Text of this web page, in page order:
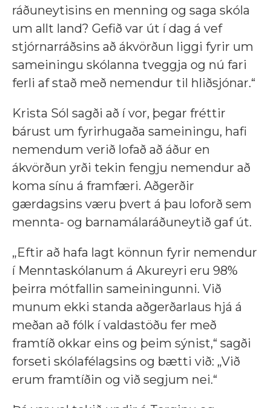
ráðuneytisins en menning og saga skóla
um allt land? Gefið var út í dag á vef
stjórnarráðsins að ákvörðun liggi fyrir um
sameiningu skólanna tveggja og nú fari
ferli af stað með nemendur til hliðsjónar.“
Krista Sól sagði að í vor, þegar fréttir
bárust um fyrirhugaða sameiningu, hafi
nemendum verið lofað að áður en
ákvörðun yrði tekin fengju nemendur að
koma sínu á framfæri. Aðgerðir
gærdagsins væru þvert á þau loforð sem
mennta- og barnamálaráðuneytið gaf út.
„Eftir að hafa lagt könnun fyrir nemendur
í Menntaskólanum á Akureyri eru 98%
þeirra mótfallin sameiningunni. Við
munum ekki standa aðgerðarlaus hjá á
meðan að fólk í valdastöðu fer með
framtíð okkar eins og þeim sýnist,“ sagði
forseti skólafélagsins og bætti við: „Við
erum framtíðin og við segjum nei.“